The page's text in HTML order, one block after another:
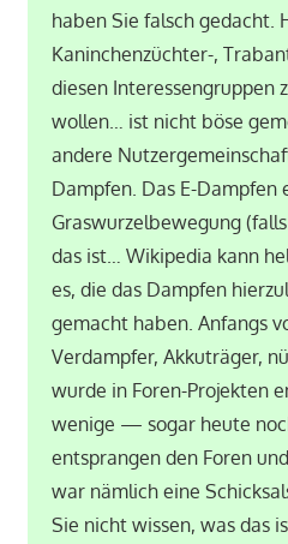
haben Sie falsch gedacht.
Kaninchenzüchter-,
diesen Interessengruppen
wollen… ist nicht böse
andere
Dampfen. Das E-Dampfen
Graswurzelbewegung
das ist… Wikipedia kann
es, die das Dampfen
gemacht haben. Anfangs
Verdampfer, Akkuträger,
wurde in Foren-Projekten
wenige — sogar heute
entsprangen den Foren
war nämlich eine
Sie nicht wissen, was das